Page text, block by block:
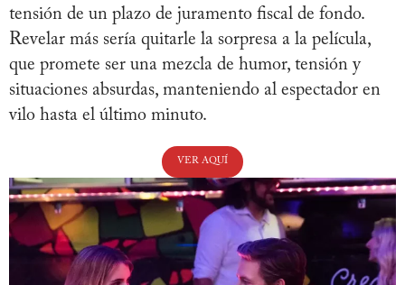
tensión de un plazo de juramento fiscal de fondo.
Revelar más sería quitarle la sorpresa a la película,
que promete ser una mezcla de humor, tensión y
situaciones absurdas, manteniendo al espectador en
vilo hasta el último minuto.
VER AQUÍ